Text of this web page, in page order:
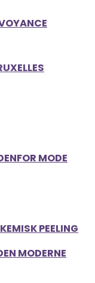
MODE
PEELING
MODERNE